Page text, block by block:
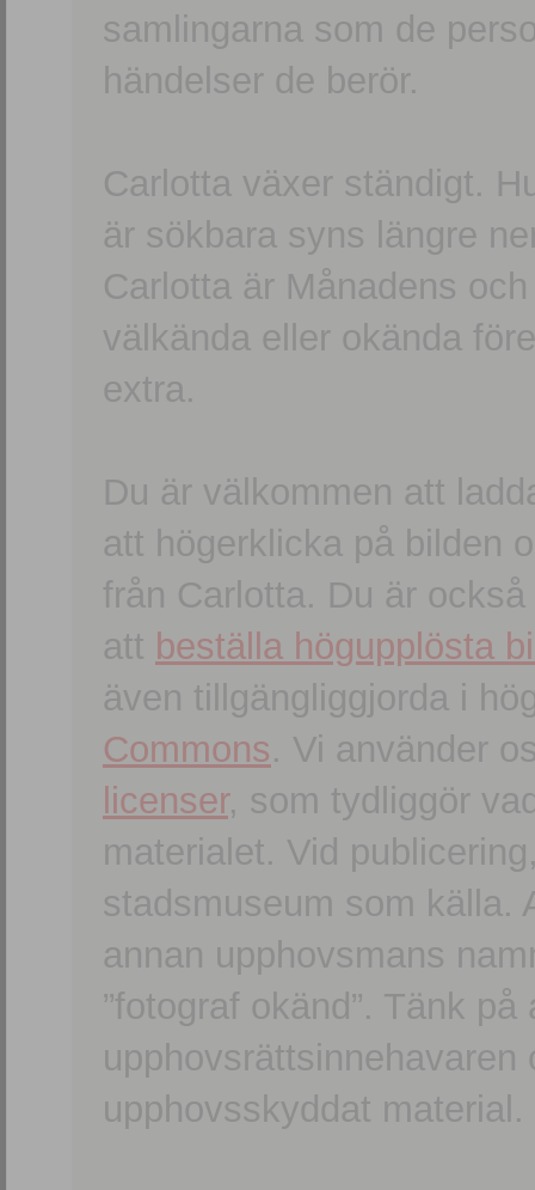
samlingarna som de
händelser de berör.
Carlotta växer ständigt.
är sökbara syns längre
Carlotta är Månadens
välkända eller okända
extra.
Du är välkommen att
att högerklicka på bilden
från Carlotta. Du är
att beställa högupplösta
även tillgängliggjorda i
Commons. Vi använder
licenser, som tydliggör
materialet. Vid
stadsmuseum som källa.
annan upphovsmans
”fotograf okänd”. Tänk
upphovsskyddat material.